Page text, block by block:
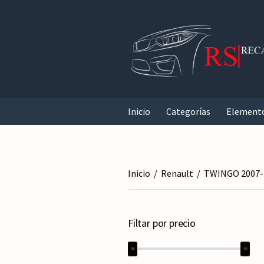
Inicio Categorías
Inicio / Renault / TWINGO
Filtar por precio